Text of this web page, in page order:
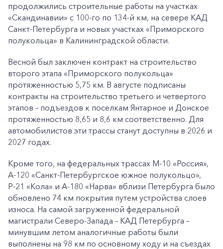
продолжились строительные работы на участках
«Скандинавии» с 100-го по 134-й км, на севере КАД
Санкт-Петербурга и новых участках «Приморского
полукольца» в Калининградской области.
Весной был заключен контракт на строительство
второго этапа «Приморского полукольца»
протяженностью 5,75 км. В августе подписаны
контракты на строительство третьего и четвертого
этапов – подъездов к поселкам Янтарное и Донское
протяженностью 8,65 и 8,6 км соответственно. Для
автомобилистов эти трассы станут доступны в 2026 и
2027 годах.
Кроме того, на федеральных трассах М-10 «Россия»,
А-120 «Санкт-Петербургское южное полукольцо»,
Р-21 «Кола» и А-180 «Нарва» вблизи Петербурга было
обновлено 74 км покрытия путем устройства слоев
износа. На самой загруженной федеральной
магистрали Северо-Запада – КАД Петербурга –
минувшим летом аналогичные работы были
выполнены на 98 км по основному ходу и на съездах